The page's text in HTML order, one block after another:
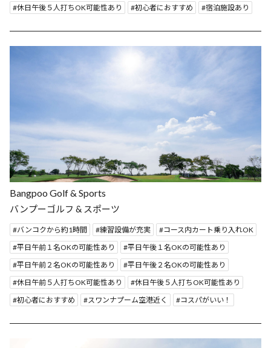
休日午後５人打ちOK可能性あり
初心者におすすめ 宿泊施設あり
Bangpoo Golf & Sports
バンプーゴルフ & スポーツ
バンコクから約1時間 練習設備が充実
コース内カート乗り入れOK
平日午前１名OKの可能性あり
平日午後１名OKの可能性あり
平日午前２名OKの可能性あり
平日午後２名OKの可能性あり
休日午前５人打ちOK可能性あり
休日午後５人打ちOK可能性あり
初心者におすすめ
スワンナプーム空港近く コスパがいい！